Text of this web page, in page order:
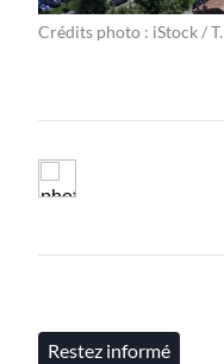
Crédits photo : iStock /
Restez informé